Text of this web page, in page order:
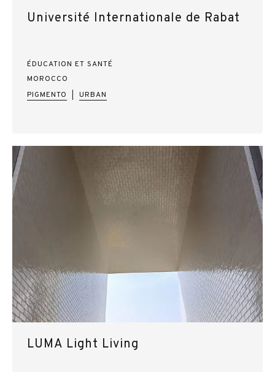
Université Internationale de Rabat
ÉDUCATION ET SANTÉ
MOROCCO
PIGMENTO
URBAN
LUMA Light Living